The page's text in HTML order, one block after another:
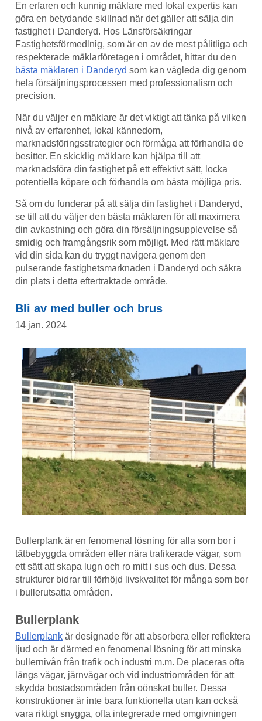
En erfaren och kunnig mäklare med lokal expertis kan
göra en betydande skillnad när det gäller att sälja din
fastighet i Danderyd. Hos Länsförsäkringar
Fastighetsförmedlnig, som är en av de mest pålitliga och
respekterade mäklarföretagen i området, hittar du den
bästa mäklaren i Danderyd som kan vägleda dig genom
hela försäljningsprocessen med professionalism och
precision.
När du väljer en mäklare är det viktigt att tänka på vilken
nivå av erfarenhet, lokal kännedom,
marknadsföringsstrategier och förmåga att förhandla de
besitter. En skicklig mäklare kan hjälpa till att
marknadsföra din fastighet på ett effektivt sätt, locka
potentiella köpare och förhandla om bästa möjliga pris.
Så om du funderar på att sälja din fastighet i Danderyd,
se till att du väljer den bästa mäklaren för att maximera
din avkastning och göra din försäljningsupplevelse så
smidig och framgångsrik som möjligt. Med rätt mäklare
vid din sida kan du tryggt navigera genom den
pulserande fastighetsmarknaden i Danderyd och säkra
din plats i detta eftertraktade område.
Bli av med buller och brus
14 jan. 2024
Bullerplank är en fenomenal lösning för alla som bor i
tätbebyggda områden eller nära trafikerade vägar, som
ett sätt att skapa lugn och ro mitt i sus och dus. Dessa
strukturer bidrar till förhöjd livskvalitet för många som bor
i bullerutsatta områden.
Bullerplank
Bullerplank är designade för att absorbera eller reflektera
ljud och är därmed en fenomenal lösning för att minska
bullernivån från trafik och industri m.m. De placeras ofta
längs vägar, järnvägar och vid industriområden för att
skydda bostadsområden från oönskat buller. Dessa
konstruktioner är inte bara funktionella utan kan också
vara riktigt snygga, ofta integrerade med omgivningen